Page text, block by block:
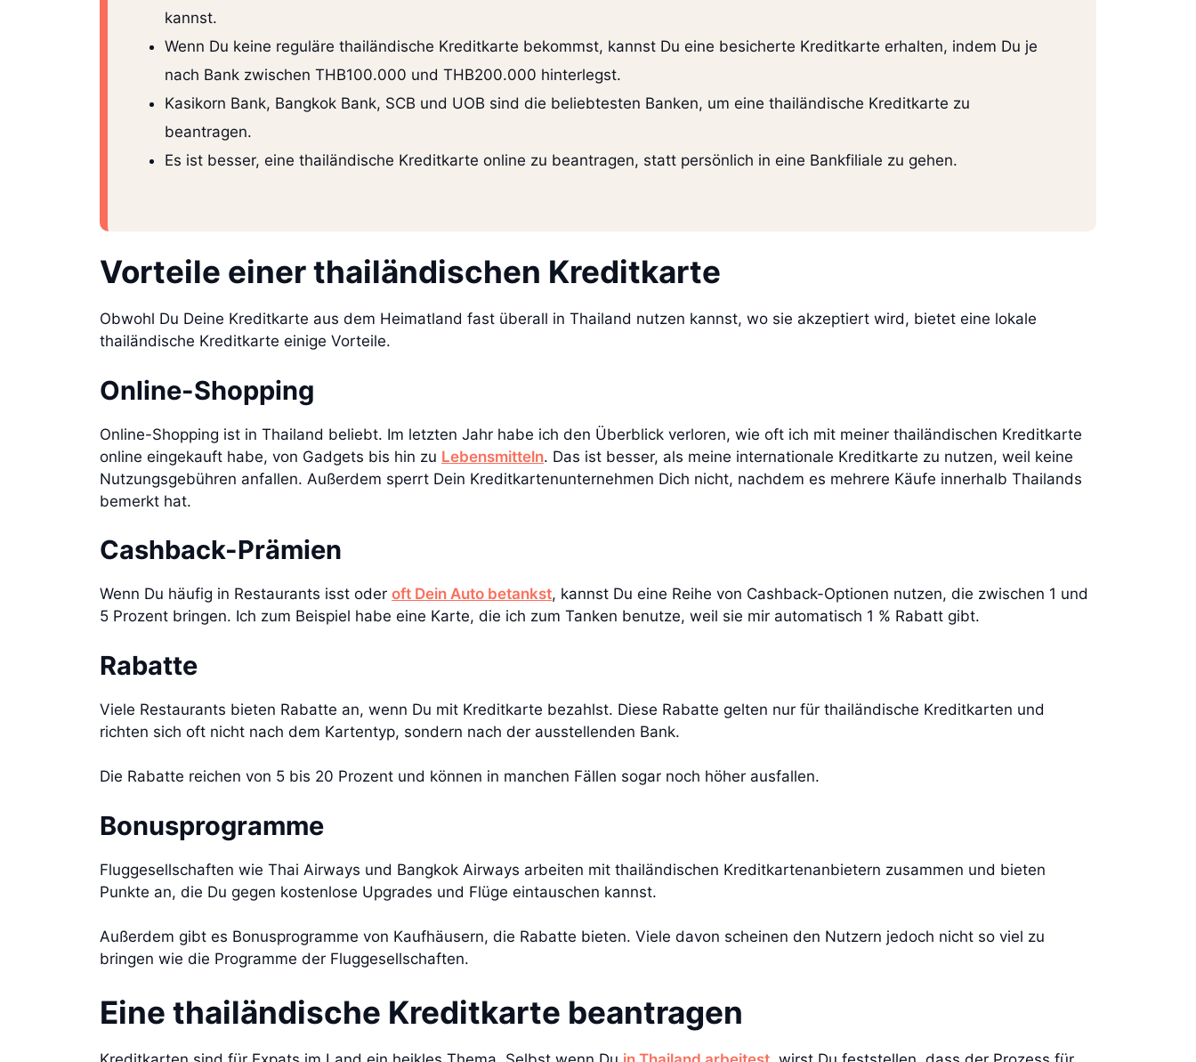
kannst.
Wenn Du keine reguläre thailändische Kreditkarte bekommst, kannst Du eine besicherte Kreditkarte erhalten, indem Du je
nach Bank zwischen THB100.000 und THB200.000 hinterlegst.
Kasikorn Bank, Bangkok Bank, SCB und UOB sind die beliebtesten Banken, um eine thailändische Kreditkarte zu
beantragen.
Es ist besser, eine thailändische Kreditkarte online zu beantragen, statt persönlich in eine Bankfiliale zu gehen.
Vorteile einer thailändischen Kreditkarte
Obwohl Du Deine Kreditkarte aus dem Heimatland fast überall in Thailand nutzen kannst, wo sie akzeptiert wird, bietet eine lokale
thailändische Kreditkarte einige Vorteile.
Online-Shopping
Online-Shopping ist in Thailand beliebt. Im letzten Jahr habe ich den Überblick verloren, wie oft ich mit meiner thailändischen Kreditkarte
online eingekauft habe, von Gadgets bis hin zu Lebensmitteln. Das ist besser, als meine internationale Kreditkarte zu nutzen, weil keine
Nutzungsgebühren anfallen. Außerdem sperrt Dein Kreditkartenunternehmen Dich nicht, nachdem es mehrere Käufe innerhalb Thailands
bemerkt hat.
Cashback-Prämien
Wenn Du häufig in Restaurants isst oder oft Dein Auto betankst, kannst Du eine Reihe von Cashback-Optionen nutzen, die zwischen 1 und
5 Prozent bringen. Ich zum Beispiel habe eine Karte, die ich zum Tanken benutze, weil sie mir automatisch 1 % Rabatt gibt.
Rabatte
Viele Restaurants bieten Rabatte an, wenn Du mit Kreditkarte bezahlst. Diese Rabatte gelten nur für thailändische Kreditkarten und
richten sich oft nicht nach dem Kartentyp, sondern nach der ausstellenden Bank.
Die Rabatte reichen von 5 bis 20 Prozent und können in manchen Fällen sogar noch höher ausfallen.
Bonusprogramme
Fluggesellschaften wie Thai Airways und Bangkok Airways arbeiten mit thailändischen Kreditkartenanbietern zusammen und bieten
Punkte an, die Du gegen kostenlose Upgrades und Flüge eintauschen kannst.
Außerdem gibt es Bonusprogramme von Kaufhäusern, die Rabatte bieten. Viele davon scheinen den Nutzern jedoch nicht so viel zu
bringen wie die Programme der Fluggesellschaften.
Eine thailändische Kreditkarte beantragen